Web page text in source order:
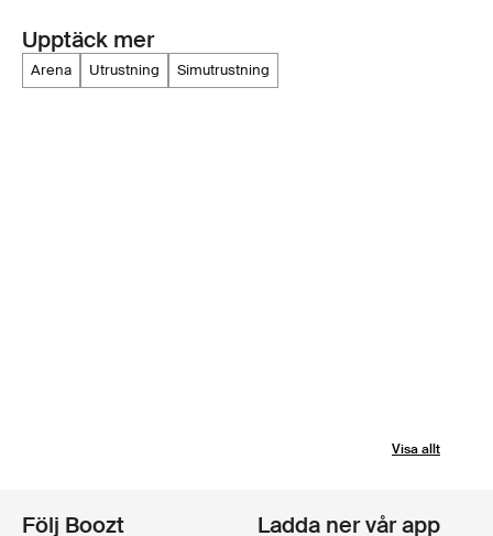
Upptäck mer
arena utrustning simutrustning
Visa allt
Följ Boozt Ladda ner vår app